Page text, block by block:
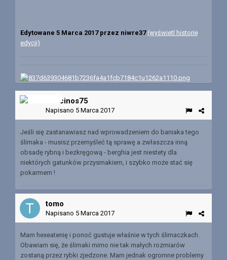
Edytowane 5 Marca 2017przez niwre37 (wyświetl historię
edycji)
marcinos75
Napisano 5 Marca 2017
Jeśli się zastanawiasz nad wprowadzeniem do baniaka tego
ślimaka - musisz przemyśleć tą sprawę a zwłaszcza inną
obsadę rybną i bezkręgową - berghia jest niestety dla
niektórych gatunków przysmakiem, i szybko może stać się
pokarmem !
tomo
Napisano 5 Marca 2017
Mam hexeatenię i ponoć gustuje właśnie w tych ślimaczkach.
Obawiam się, że ślimaki mimo nie tak małych rozmiarów
zostaną przez rybki zjedzone. Mam jednak ogromne problemy